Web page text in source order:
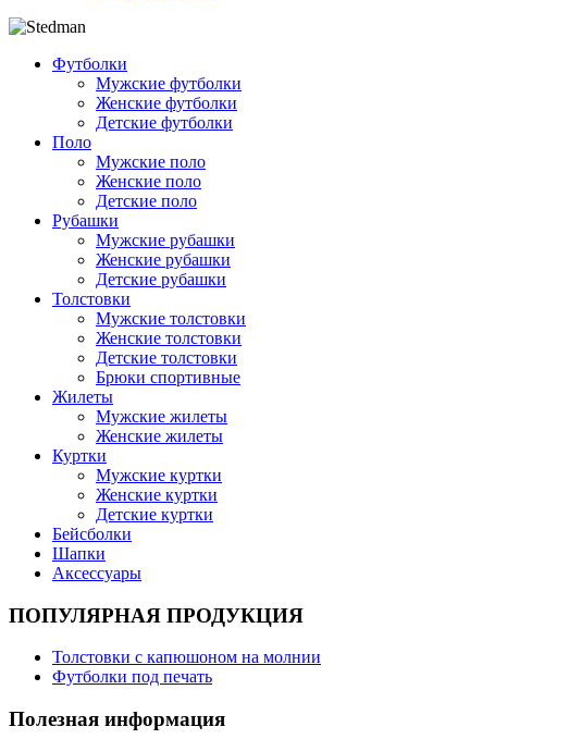
Футболки
Мужские футболки
Женские футболки
Детские футболки
Поло
Мужские поло
Женские поло
Детские поло
Рубашки
Мужские рубашки
Женские рубашки
Детские рубашки
Толстовки
Мужские толстовки
Женские толстовки
Детские толстовки
Брюки спортивные
Жилеты
Мужские жилеты
Женские жилеты
Куртки
Мужские куртки
Женские куртки
Детские куртки
Бейсболки
Шапки
Аксессуары
ПОПУЛЯРНАЯ ПРОДУКЦИЯ
Толстовки с капюшоном на молнии
Футболки под печать
Полезная информация